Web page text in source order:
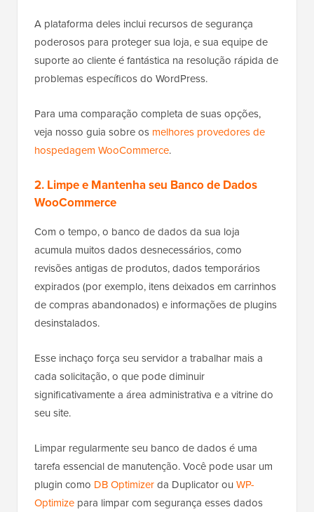
A plataforma deles inclui recursos de segurança
poderosos para proteger sua loja, e sua equipe de
suporte ao cliente é fantástica na resolução rápida de
problemas específicos do WordPress.
Para uma comparação completa de suas opções,
veja nosso guia sobre os melhores provedores de
hospedagem WooCommerce.
2. Limpe e Mantenha seu Banco de Dados
WooCommerce
Com o tempo, o banco de dados da sua loja
acumula muitos dados desnecessários, como
revisões antigas de produtos, dados temporários
expirados (por exemplo, itens deixados em carrinhos
de compras abandonados) e informações de plugins
desinstalados.
Esse inchaço força seu servidor a trabalhar mais a
cada solicitação, o que pode diminuir
significativamente a área administrativa e a vitrine do
seu site.
Limpar regularmente seu banco de dados é uma
tarefa essencial de manutenção. Você pode usar um
plugin como DB Optimizerda Duplicator ou WP-
Optimize para limpar com segurança esses dados